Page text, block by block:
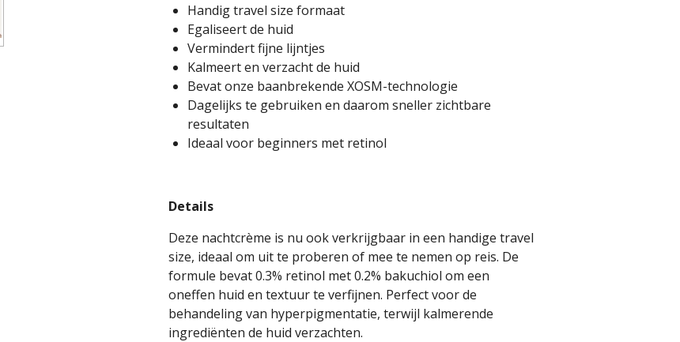
Handig travel size formaat
Egaliseert de huid
Vermindert fijne lijntjes
Kalmeert en verzacht de huid
Bevat onze baanbrekende XOSM-technologie
Dagelijks te gebruiken en daarom sneller zichtbare
resultaten
Ideaal voor beginners met retinol
Details
Deze nachtcrème is nu ook verkrijgbaar in een handige travel
size, ideaal om uit te proberen of mee te nemen op reis. De
formule bevat 0.3% retinol met 0.2% bakuchiol om een
oneffen huid en textuur te verfijnen. Perfect voor de
behandeling van hyperpigmentatie, terwijl kalmerende
ingrediënten de huid verzachten.